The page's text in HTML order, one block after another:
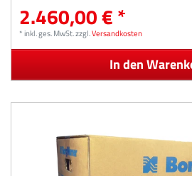
2.460,00 € *
*inkl. ges. MwSt.zzgl.Versandkosten
In den